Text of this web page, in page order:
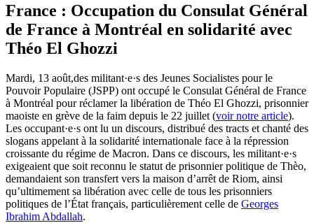
France : Occupation du Consulat Général
de France à Montréal en solidarité avec
Théo El Ghozzi
Mardi, 13 août,des militant·e·s des Jeunes Socialistes pour le
Pouvoir Populaire (JSPP) ont occupé le Consulat Général de France
à Montréal pour réclamer la libération de Théo El Ghozzi, prisonnier
maoiste en grève de la faim depuis le 22 juillet (voir notre article).
Les occupant·e·s ont lu un discours, distribué des tracts et chanté des
slogans appelant à la solidarité internationale face à la répression
croissante du régime de Macron. Dans ce discours, les militant·e·s
exigeaient que soit reconnu le statut de prisonnier politique de Thèo,
demandaient son transfert vers la maison d’arrêt de Riom, ainsi
qu’ultimement sa libération avec celle de tous les prisonniers
politiques de l’État français, particulièrement celle de Georges
Ibrahim Abdallah.